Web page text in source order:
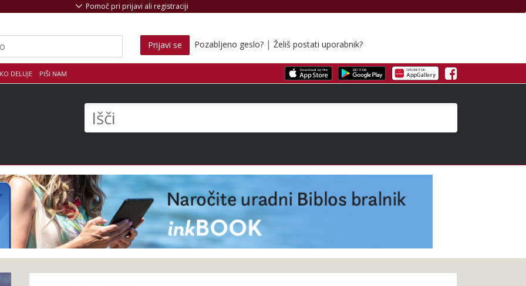
DELUJE PIŠI NAM Facebook
Pomoč pri prijavi ali registraciji
Prijavi se Pozabljeno geslo? | Želiš postati uporabnik?